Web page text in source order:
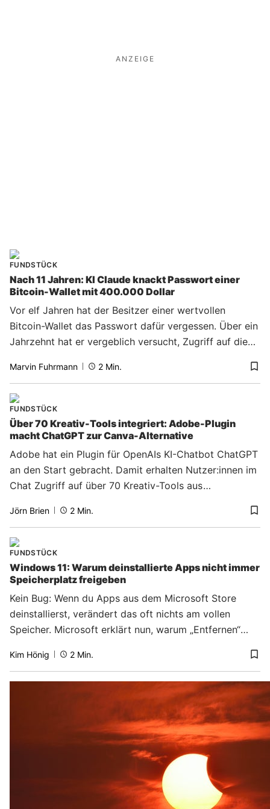
ANZEIGE
FUNDSTÜCK
Nach 11 Jahren: KI Claude knackt Passwort einer
Bitcoin-Wallet mit 400.000 Dollar
Vor elf Jahren hat der Besitzer einer wertvollen
Bitcoin-Wallet das Passwort dafür vergessen. Über ein
Jahrzehnt hat er vergeblich versucht, Zugriff auf die
Claude weiterhelfen. Wie der Chatbot das Problem
Marvin Fuhrmann 2 Min.
FUNDSTÜCK
Über 70 Kreativ-Tools integriert: Adobe-Plugin
macht ChatGPT zur Canva-Alternative
Adobe hat ein Plugin für OpenAIs KI-Chatbot ChatGPT
an den Start gebracht. Damit erhalten Nutzer:innen im
Chat Zugriff auf über 70 Kreativ-Tools aus
Illustrator und Indesign.
Jörn Brien 2 Min.
FUNDSTÜCK
Windows 11: Warum deinstallierte Apps nicht immer
Speicherplatz freigeben
Kein Bug: Wenn du Apps aus dem Microsoft Store
deinstallierst, verändert das oft nichts am vollen
Speicher. Microsoft erklärt nun, warum „Entfernen“
Kim Hönig 2 Min.